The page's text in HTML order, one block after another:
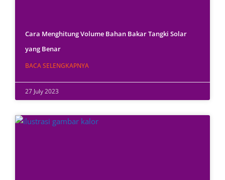
Cara Menghitung Volume Bahan Bakar Tangki Solar
yang Benar
BACA SELENGKAPNYA
27 July 2023